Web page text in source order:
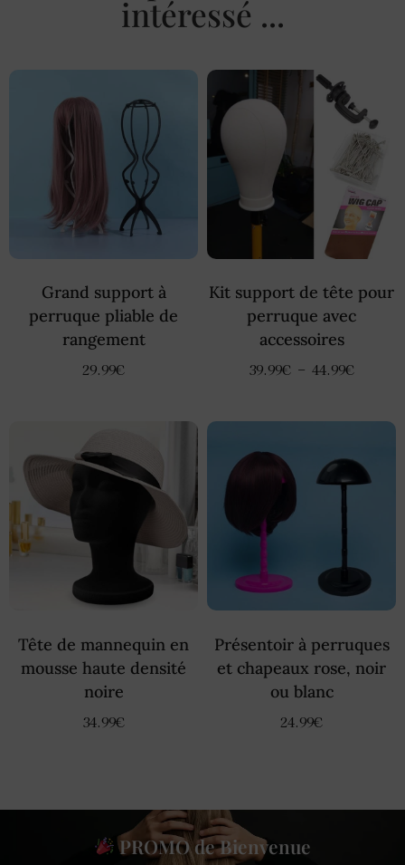
intéressé ...
Grand support à
perruque pliable de
rangement
29.99€
Kit support de tête pour
perruque avec
accessoires
39.99€ – 44.99€
Tête de mannequin en
mousse haute densité
noire
34.99€
Présentoir à perruques
et chapeaux rose, noir
ou blanc
24.99€
PROMO de Bienvenue